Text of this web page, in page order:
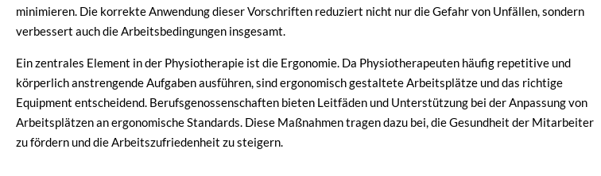
minimieren. Die korrekte Anwendung dieser Vorschriften reduziert nicht nur die Gefahr von Unfällen, sondern
verbessert auch die Arbeitsbedingungen insgesamt.
Ein zentrales Element in der Physiotherapie ist die Ergonomie. Da Physiotherapeuten häufig repetitive und
körperlich anstrengende Aufgaben ausführen, sind ergonomisch gestaltete Arbeitsplätze und das richtige
Equipment entscheidend. Berufsgenossenschaften bieten Leitfäden und Unterstützung bei der Anpassung von
Arbeitsplätzen an ergonomische Standards. Diese Maßnahmen tragen dazu bei, die Gesundheit der Mitarbeiter
zu fördern und die Arbeitszufriedenheit zu steigern.